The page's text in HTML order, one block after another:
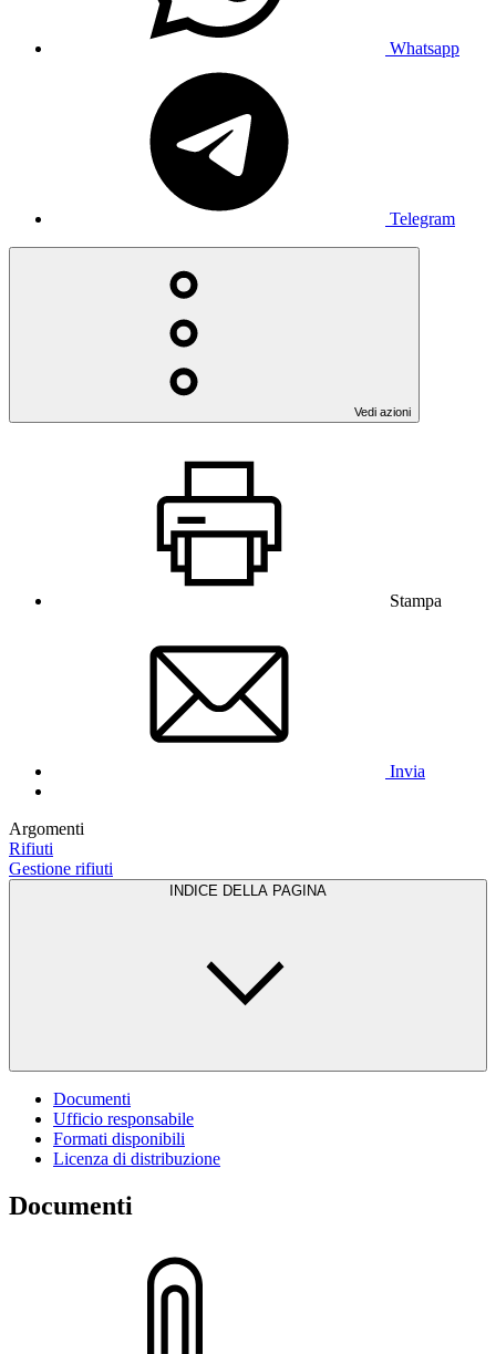
Whatsapp
Telegram
Vedi azioni
Stampa
Invia
Argomenti
Rifiuti
Gestione rifiuti
INDICE DELLA PAGINA
Documenti
Ufficio responsabile
Formati disponibili
Licenza di distribuzione
Documenti